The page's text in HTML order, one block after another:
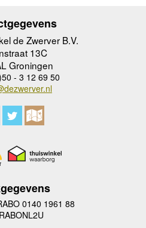
de Zwerver B.V.
13C
Groningen
- 3 12 69 50
0140 1961 88